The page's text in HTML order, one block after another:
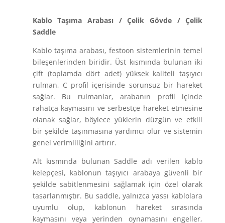
Kablo Taşıma Arabası / Çelik Gövde / Çelik
Saddle
Kablo taşıma arabası, festoon sistemlerinin temel
bileşenlerinden biridir. Üst kısmında bulunan iki
çift (toplamda dört adet) yüksek kaliteli taşıyıcı
rulman, C profil içerisinde sorunsuz bir hareket
sağlar. Bu rulmanlar, arabanın profil içinde
rahatça kaymasını ve serbestçe hareket etmesine
olanak sağlar, böylece yüklerin düzgün ve etkili
bir şekilde taşınmasına yardımcı olur ve sistemin
genel verimliliğini artırır.
Alt kısmında bulunan Saddle adı verilen kablo
kelepçesi, kablonun taşıyıcı arabaya güvenli bir
şekilde sabitlenmesini sağlamak için özel olarak
tasarlanmıştır. Bu saddle, yalnızca yassı kablolara
uyumlu olup, kablonun hareket sırasında
kaymasını veya yerinden oynamasını engeller,